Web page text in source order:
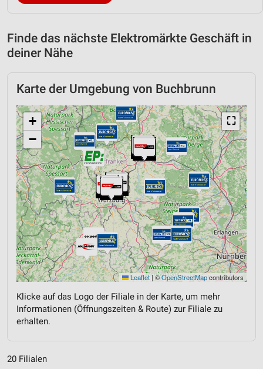
Finde das nächste Elektromärkte Geschäft in
deiner Nähe
Karte der Umgebung von Buchbrunn
⛶
+
−
Leaflet |©OpenStreetMapcontributors
Klicke auf das Logo der Filiale in der Karte, um mehr
Informationen (Öffnungszeiten & Route) zur Filiale zu
erhalten.
20 Filialen